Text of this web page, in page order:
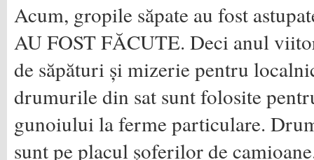
Acum, gropile săpate au fost
AU FOST FĂCUTE. Deci anul
de săpături și mizerie pentru
drumurile din sat sunt folosite
gunoiului la ferme particulare.
sunt pe placul șoferilor de